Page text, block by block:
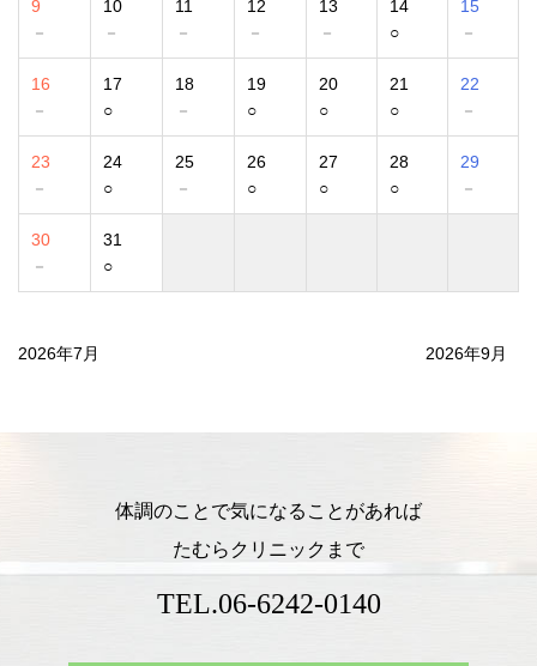
9
－
10
－
11
－
12
－
13
－
14
○
15
－
16
－
17
○
18
－
19
○
20
○
21
○
22
－
23
－
24
○
25
－
26
○
27
○
28
○
29
－
30
－
31
○
2026年7月 2026年9月
体調のことで気になることがあれば
たむらクリニックまで
TEL.06-6242-0140